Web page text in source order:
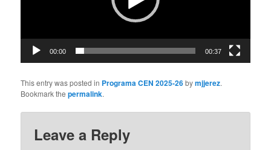
00:00 00:37
This entry was posted in Programa CEN 2025-26bymjjerez.
Bookmark thepermalink.
Leave a Reply